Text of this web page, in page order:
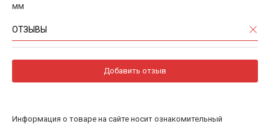
мм
ОТЗЫВЫ
Добавить отзыв
Информация о товаре на сайте носит ознакомительный